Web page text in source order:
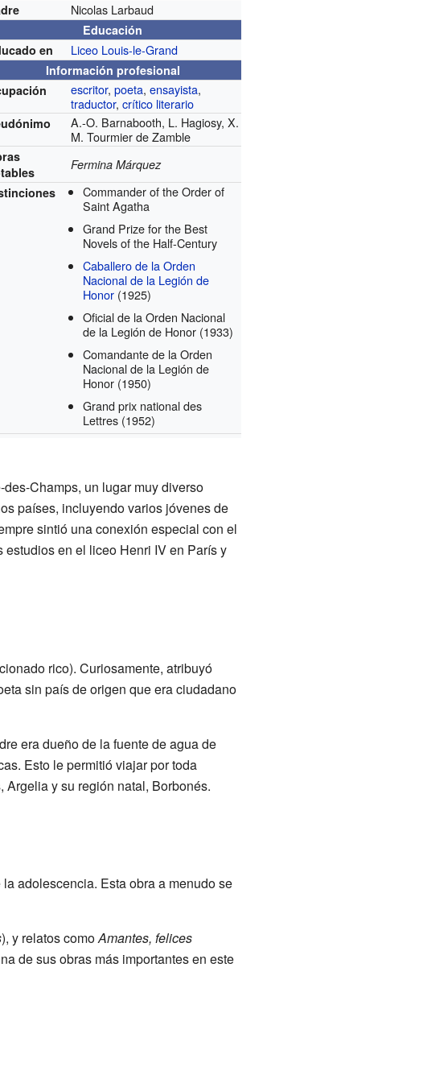
Nicolas Larbaud
Educación
en
Liceo Louis-le-Grand
Información profesional
escritor,poeta,ensayista,
traductor,crítico literario
A.-O. Barnabooth, L. Hagiosy, X.
M. Tourmier de Zamble
Fermina Márquez
Commander of the Order of
Saint Agatha
Grand Prize for the Best
Novels of the Half-Century
Caballero de la Orden
Nacional de la Legión de
Honor (1925)
Oficial de la Orden Nacional
de la Legión de Honor (1933)
Comandante de la Orden
Nacional de la Legión de
Honor (1950)
Grand prix national des
Lettres (1952)
Champs, un lugar muy diverso
países, incluyendo varios jóvenes de
sintió una conexión especial con el
en el liceo Henri IV en París y
rico). Curiosamente, atribuyó
sin país de origen que era ciudadano
era dueño de la fuente de agua de
Esto le permitió viajar por toda
y su región natal, Borbonés.
adolescencia. Esta obra a menudo se
), y relatos comoAmantes, felices
de sus obras más importantes en este